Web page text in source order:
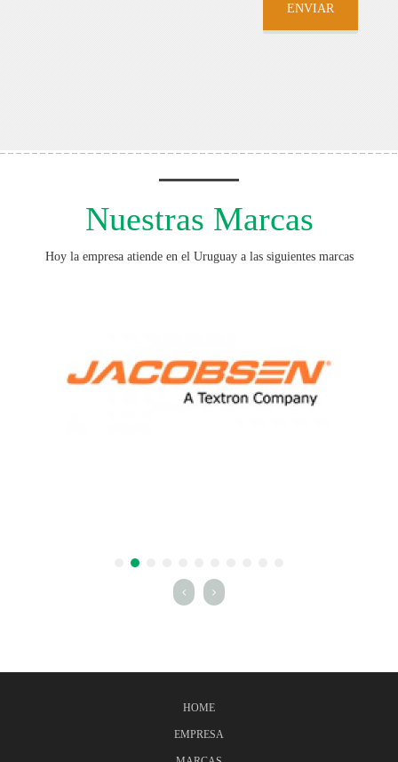
ENVIAR
Nuestras Marcas
Hoy la empresa atiende en el Uruguay a las siguientes marcas
HOME
EMPRESA